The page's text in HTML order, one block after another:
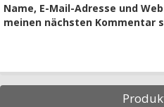
Name, E-Mail-Adresse und
meinen nächsten Kommentar